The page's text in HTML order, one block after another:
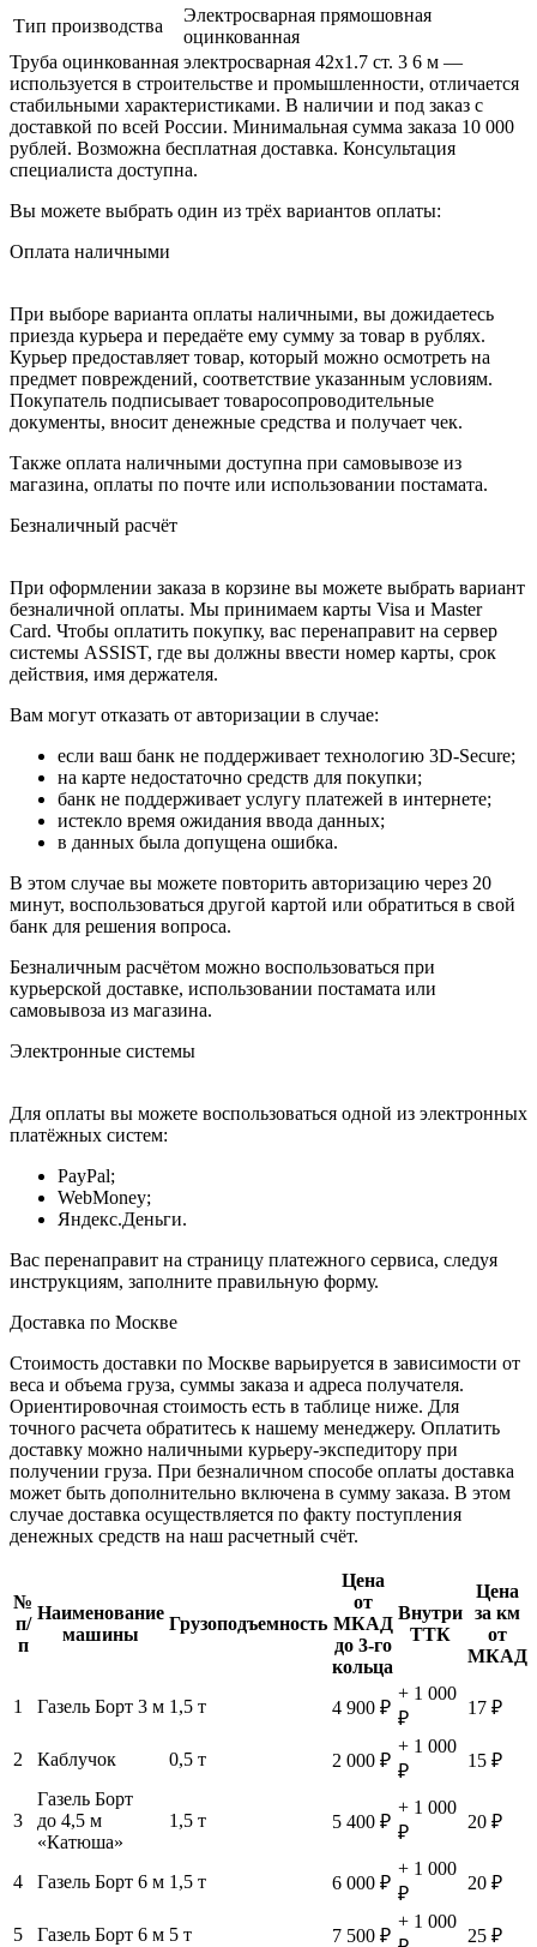
Тип производства
Электросварная прямошовная
оцинкованная
Труба оцинкованная электросварная 42х1.7 ст. 3 6 м —
используется в строительстве и промышленности, отличается
стабильными характеристиками. В наличии и под заказ с
доставкой по всей России. Минимальная сумма заказа 10 000
рублей. Возможна бесплатная доставка. Консультация
специалиста доступна.
Вы можете выбрать один из трёх вариантов оплаты:
Оплата наличными
При выборе варианта оплаты наличными, вы дожидаетесь
приезда курьера и передаёте ему сумму за товар в рублях.
Курьер предоставляет товар, который можно осмотреть на
предмет повреждений, соответствие указанным условиям.
Покупатель подписывает товаросопроводительные
документы, вносит денежные средства и получает чек.
Также оплата наличными доступна при самовывозе из
магазина, оплаты по почте или использовании постамата.
Безналичный расчёт
При оформлении заказа в корзине вы можете выбрать вариант
безналичной оплаты. Мы принимаем карты Visa и Master
Card. Чтобы оплатить покупку, вас перенаправит на сервер
системы ASSIST, где вы должны ввести номер карты, срок
действия, имя держателя.
Вам могут отказать от авторизации в случае:
если ваш банк не поддерживает технологию 3D-Secure;
на карте недостаточно средств для покупки;
банк не поддерживает услугу платежей в интернете;
истекло время ожидания ввода данных;
в данных была допущена ошибка.
В этом случае вы можете повторить авторизацию через 20
минут, воспользоваться другой картой или обратиться в свой
банк для решения вопроса.
Безналичным расчётом можно воспользоваться при
курьерской доставке, использовании постамата или
самовывоза из магазина.
Электронные системы
Для оплаты вы можете воспользоваться одной из электронных
платёжных систем:
PayPal;
WebMoney;
Яндекс.Деньги.
Вас перенаправит на страницу платежного сервиса, следуя
инструкциям, заполните правильную форму.
Доставка по Москве
Стоимость доставки по Москве варьируется в зависимости от
веса и объема груза, суммы заказа и адреса получателя.
Ориентировочная стоимость есть в таблице ниже. Для
точного расчета обратитесь к нашему менеджеру. Оплатить
доставку можно наличными курьеру-экспедитору при
получении груза. При безналичном способе оплаты доставка
может быть дополнительно включена в сумму заказа. В этом
случае доставка осуществляется по факту поступления
денежных средств на наш расчетный счёт.
№
п/
п
Наименование
машины
Грузоподъемность
Цена
от
МКАД
до 3-го
кольца
Внутри
ТТК
Цена
за км
от
МКАД
1 Газель Борт 3 м 1,5 т 4 900 ₽
+ 1 000
₽
17 ₽
2 Каблучок 0,5 т 2 000 ₽
+ 1 000
₽
15 ₽
3
Газель Борт
до 4,5 м
«Катюша»
1,5 т 5 400 ₽
+ 1 000
₽
20 ₽
4 Газель Борт 6 м 1,5 т 6 000 ₽
+ 1 000
₽
20 ₽
5 Газель Борт 6 м 5 т 7 500 ₽
+ 1 000
25 ₽